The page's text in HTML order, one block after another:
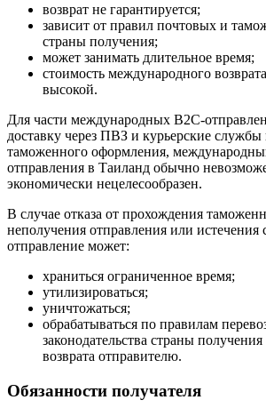
возврат не гарантируется;
зависит от правил почтовых и
страны получения;
может занимать длительное время;
стоимость международного
высокой.
Для части международных B2C-
доставку через ПВЗ и курьерские
таможенного оформления,
отправления в Таиланд обычно
экономически нецелесообразен.
В случае отказа от прохождения
неполучения отправления или истечения
отправление может:
храниться ограниченное время;
утилизироваться;
уничтожаться;
обрабатываться по правилам
законодательства страны
возврата отправителю.
Обязанности получателя